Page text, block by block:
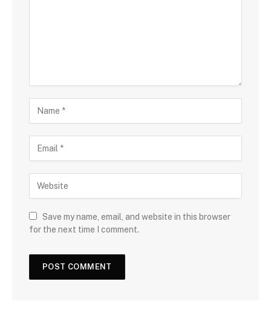
Save my name, email, and website in this browser
for the next time I comment.